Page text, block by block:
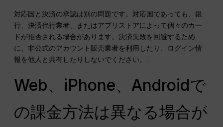
対応国と決済の承認は別の問題です。対応国であっても、銀
行、決済代行業者、またはアプリストアによって個々のカー
ドが拒否される場合があります。決済失敗を回避するため
に、非公式のアカウント販売業者を利用したり、ログイン情
報を他人と共有したりしないでください。.
Web、iPhone、Androidで
の課金方法は異なる場合が